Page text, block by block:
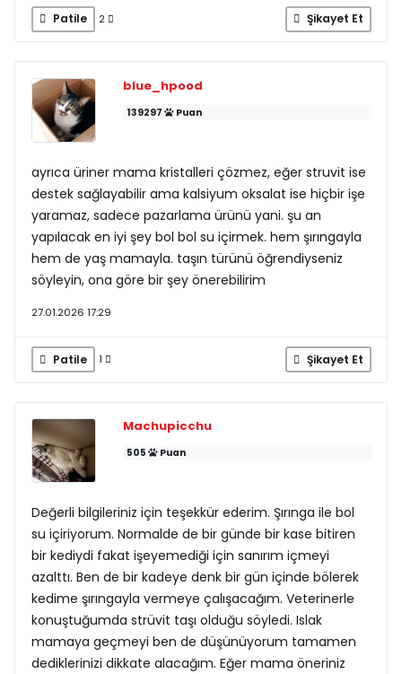
Patile 2 Şikayet Et
blue_hpood
139297 Puan
ayrıca üriner mama kristalleri çözmez, eğer struvit ise
destek sağlayabilir ama kalsiyum oksalat ise hiçbir işe
yaramaz, sadece pazarlama ürünü yani. şu an
yapılacak en iyi şey bol bol su içirmek. hem şırıngayla
hem de yaş mamayla. taşın türünü öğrendiyseniz
söyleyin, ona göre bir şey önerebilirim
27.01.2026 17:29
Patile 1 Şikayet Et
Machupicchu
505 Puan
Değerli bilgileriniz için teşekkür ederim. Şırınga ile bol
su içiriyorum. Normalde de bir günde bir kase bitiren
bir kediydi fakat işeyemediği için sanırım içmeyi
azalttı. Ben de bir kadeye denk bir gün içinde bölerek
kedime şırıngayla vermeye çalışacağım. Veterinerle
konuştuğumda strüvit taşı olduğu söyledi. Islak
mamaya geçmeyi ben de düşünüyorum tamamen
dediklerinizi dikkate alacağım. Eğer mama öneriniz